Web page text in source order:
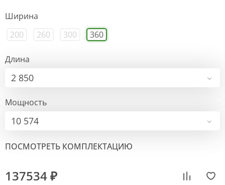
Ширина
200
260 300 360
Длина
2 850
Мощность
10 574
ПОСМОТРЕТЬ КОМПЛЕКТАЦИЮ
137534 ₽